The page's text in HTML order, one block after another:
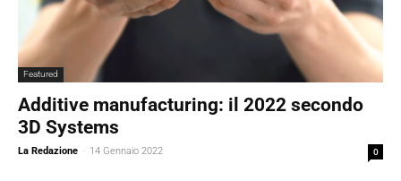
Featured
Additive manufacturing: il 2022 secondo
3D Systems
La Redazione - 14 Gennaio 2022 0